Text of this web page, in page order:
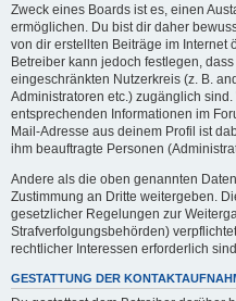
Zweck eines Boards ist es, einen
ermöglichen. Du bist dir daher
von dir erstellten Beiträge im Internet
Betreiber kann jedoch festlegen,
eingeschränkten Nutzerkreis (z. B.
Administratoren etc.) zugänglich
entsprechenden Informationen im
Mail-Adresse aus deinem Profil ist
ihm beauftragte Personen
Andere als die oben genannten
Zustimmung an Dritte weitergeben.
gesetzlicher Regelungen zur
Strafverfolgungsbehörden)
rechtlicher Interessen erforderlich sind.
GESTATTUNG DER